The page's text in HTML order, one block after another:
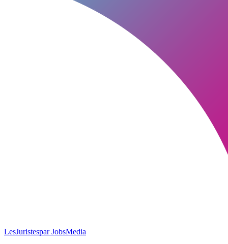
LesJuristespar JobsMedia